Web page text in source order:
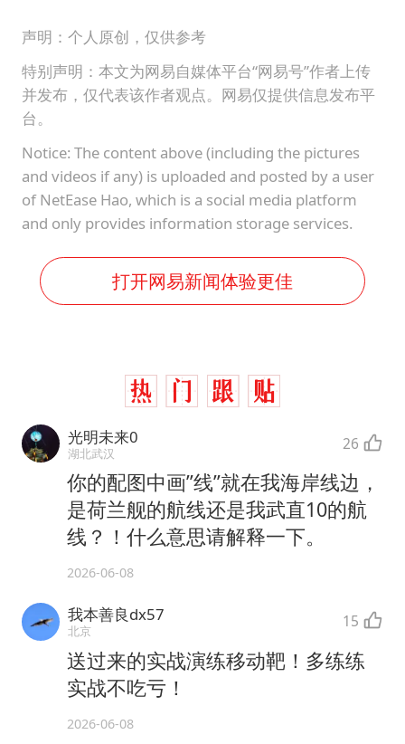
声明：个人原创，仅供参考
特别声明：本文为网易自媒体平台“网易号”作者上传
并发布，仅代表该作者观点。网易仅提供信息发布平
台。
Notice: The content above (including the pictures
and videos if any) is uploaded and posted by a user
of NetEase Hao, which is a social media platform
and only provides information storage services.
打开网易新闻体验更佳
光明未来0
湖北武汉 26
你的配图中画”线”就在我海岸线边，
是荷兰舰的航线还是我武直10的航
线？！什么意思请解释一下。
2026-06-08
我本善良dx57
北京 15
送过来的实战演练移动靶！多练练
实战不吃亏！
2026-06-08